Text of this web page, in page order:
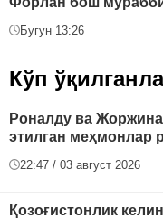
Бугун 13:26
Кўп
Роналду ва
этилган меҳмонлар
22:47 / 03 август 2026
Қозоғистонлик